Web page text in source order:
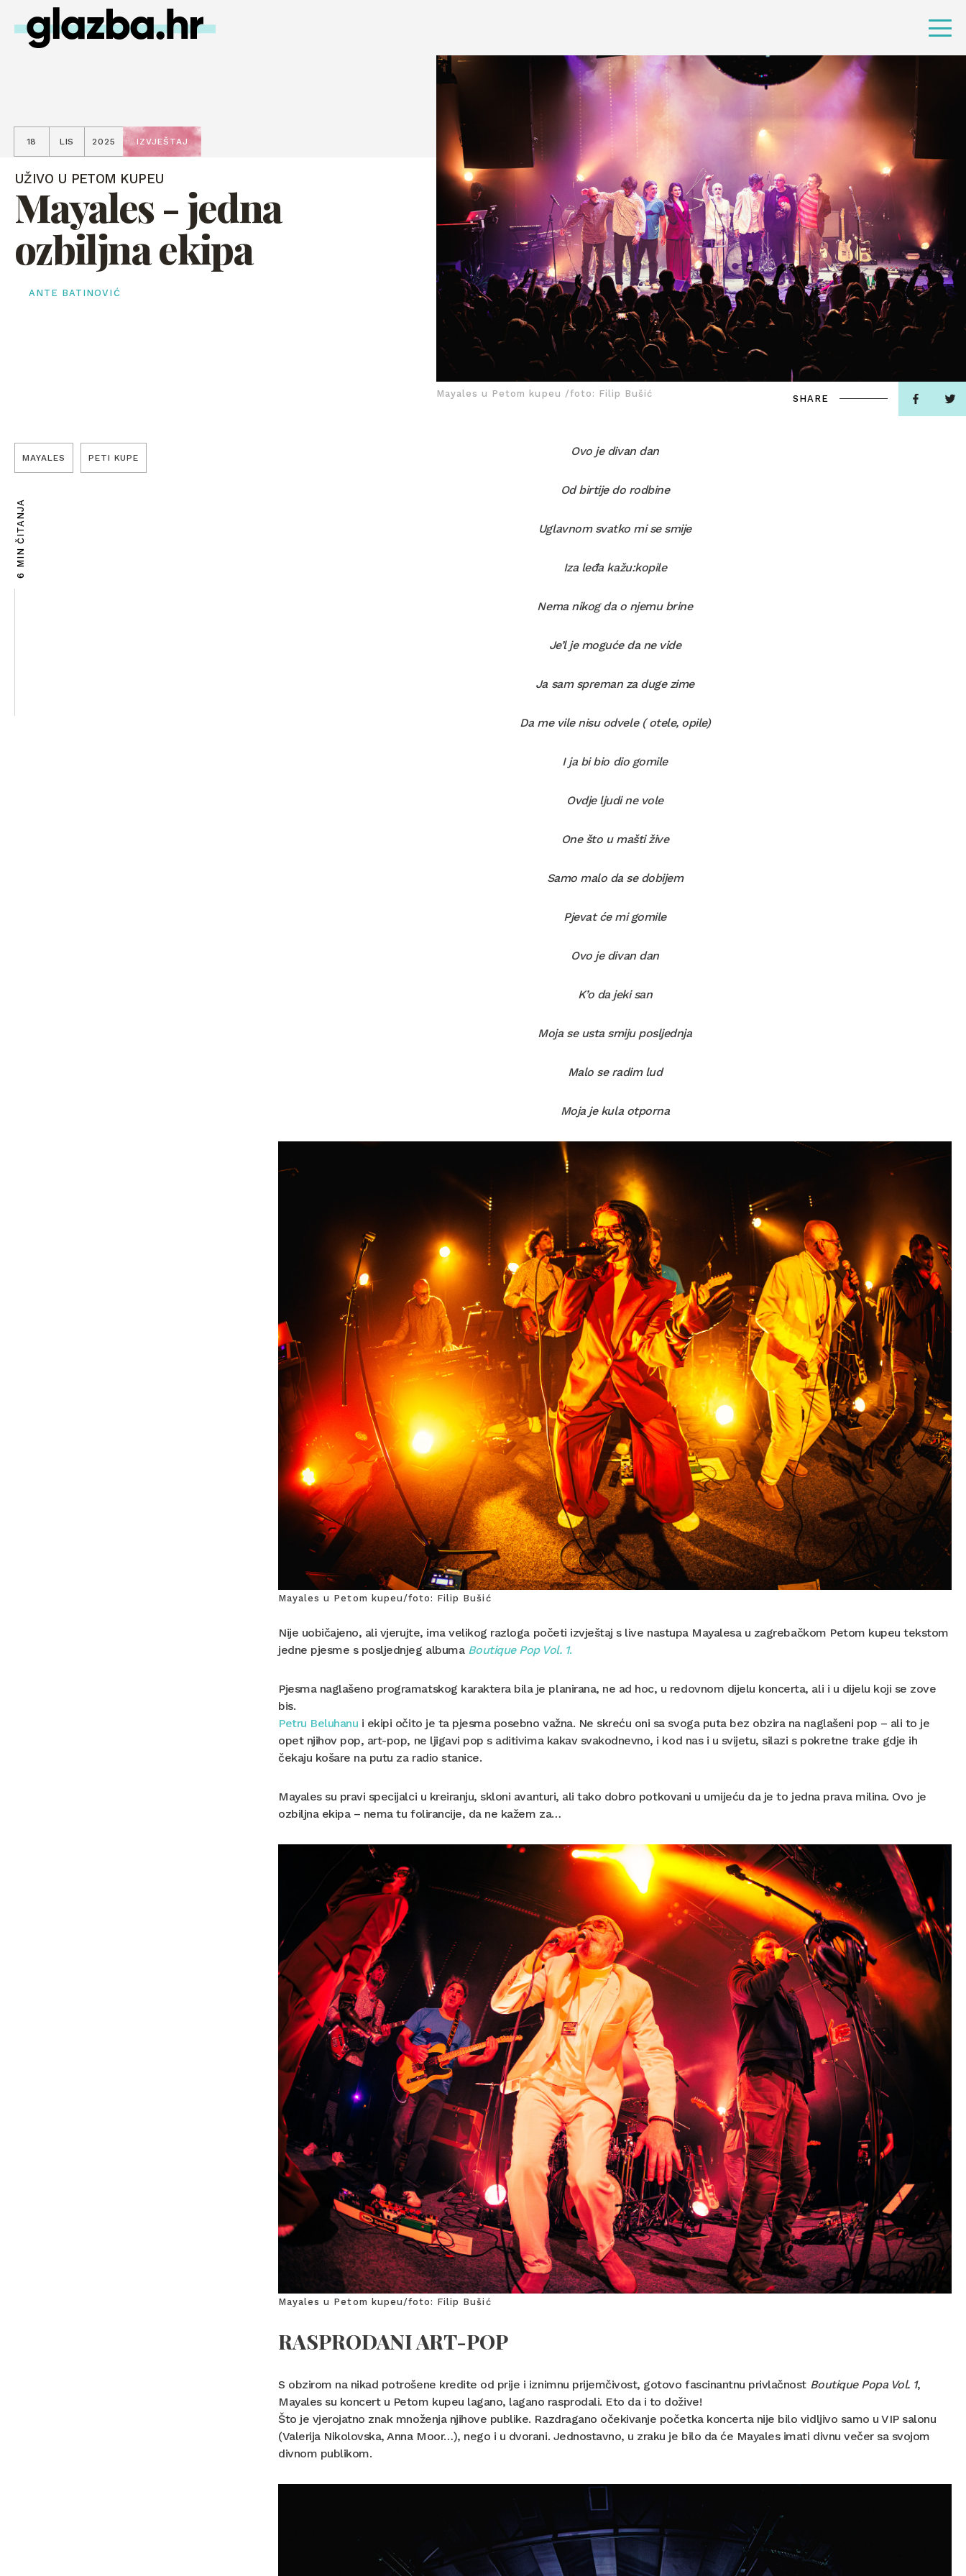
18 LIS 2025 IZVJEŠTAJ
UŽIVO U PETOM KUPEU
Mayales - jedna
ozbiljna ekipa
ANTE BATINOVIĆ
Mayales u Petom kupeu /foto: Filip Bušić SHARE
MAYALES PETI KUPE
6 MIN ČITANJA
Ovo je divan dan
Od birtije do rodbine
Uglavnom svatko mi se smije
Iza leđa kažu:kopile
Nema nikog da o njemu brine
Je’l je moguće da ne vide
Ja sam spreman za duge zime
Da me vile nisu odvele ( otele, opile)
I ja bi bio dio gomile
Ovdje ljudi ne vole
One što u mašti žive
Samo malo da se dobijem
Pjevat će mi gomile
Ovo je divan dan
K’o da jeki san
Moja se usta smiju posljednja
Malo se radim lud
Moja je kula otporna
Mayales u Petom kupeu/foto: Filip Bušić
Nije uobičajeno, ali vjerujte, ima velikog razloga početi izvještaj s live nastupa Mayalesa u zagrebačkom Petom kupeu tekstom
jedne pjesme s posljednjeg albuma Boutique Pop Vol. 1.
Pjesma naglašeno programatskog karaktera bila je planirana, ne ad hoc, u redovnom dijelu koncerta, ali i u dijelu koji se zove
bis.
Petru Beluhanu i ekipi očito je ta pjesma posebno važna. Ne skreću oni sa svoga puta bez obzira na naglašeni pop – ali to je
opet njihov pop, art-pop, ne ljigavi pop s aditivima kakav svakodnevno, i kod nas i u svijetu, silazi s pokretne trake gdje ih
čekaju košare na putu za radio stanice.
Mayales su pravi specijalci u kreiranju, skloni avanturi, ali tako dobro potkovani u umijeću da je to jedna prava milina. Ovo je
ozbiljna ekipa – nema tu folirancije, da ne kažem za…
Mayales u Petom kupeu/foto: Filip Bušić
RASPRODANI ART-POP
S obzirom na nikad potrošene kredite od prije i iznimnu prijemčivost, gotovo fascinantnu privlačnost Boutique Popa Vol. 1,
Mayales su koncert u Petom kupeu lagano, lagano rasprodali. Eto da i to dožive!
Što je vjerojatno znak množenja njihove publike. Razdragano očekivanje početka koncerta nije bilo vidljivo samo u VIP salonu
(Valerija Nikolovska, Anna Moor…), nego i u dvorani. Jednostavno, u zraku je bilo da će Mayales imati divnu večer sa svojom
divnom publikom.